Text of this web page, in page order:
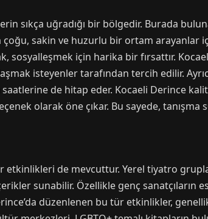
sıkça uğradığı bir bölgedir. Burada
çoğu, sakin ve huzurlu bir ortam arayanlar
için harika bir fırsattır.
isteyenler tarafından tercih edilir.
de hitap eder. Kocaeli Derince
olarak öne çıkar. Bu sayede, tanışma
etkinlikleri de mevcuttur. Yerel tiyatro
sunabilir. Özellikle genç sanatçıların
düzenlenen bu tür etkinlikler,